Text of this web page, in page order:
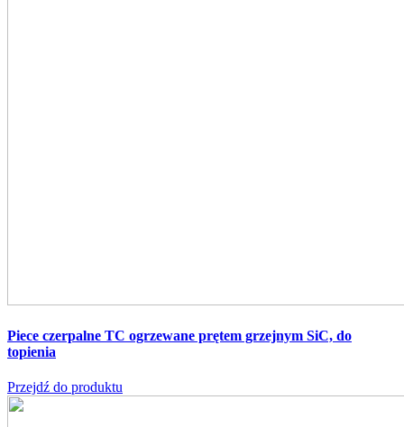
Piece czerpalne TC ogrzewane prętem grzejnym SiC, do
topienia
Przejdź do produktu